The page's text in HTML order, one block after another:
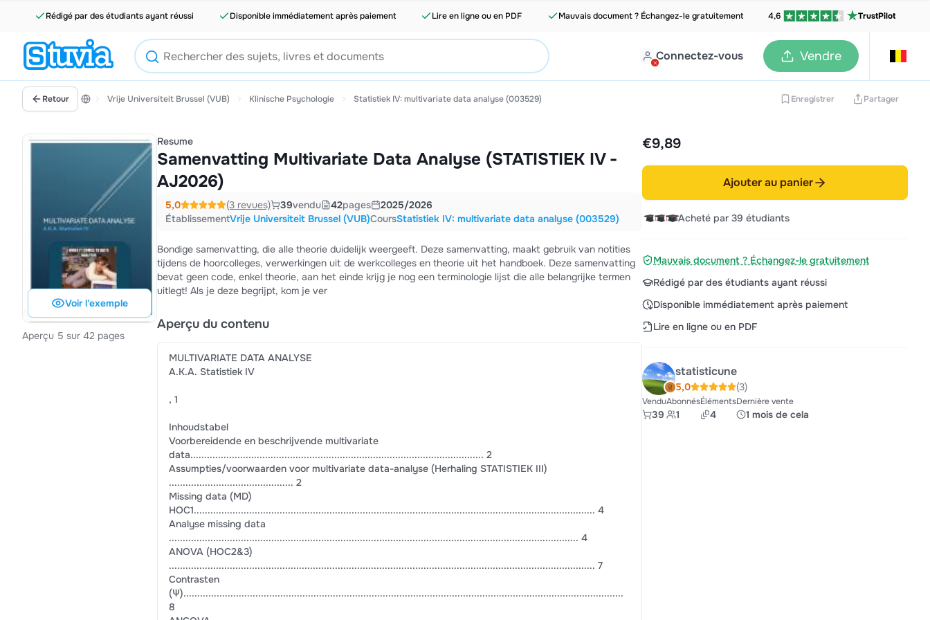
Rédigé par des étudiants ayant réussi Disponible immédiatement après paiement Lire en ligne ou en PDF Mauvais document ? Échangez-le gratuitement 4,6 TrustPilot
Connectez-vous Vendre
Retour Vrije Universiteit Brussel (VUB) Klinische Psychologie Statistiek IV: multivariate data analyse (003529) Enregistrer Partager
Voir l'exemple
Aperçu 5 sur 42 pages
Resume
Samenvatting Multivariate Data Analyse (STATISTIEK IV -
AJ2026)
5,0 (3 revues) 39vendu 42pages
2025/2026
ÉtablissementVrije Universiteit Brussel (VUB)CoursStatistiek IV: multivariate data analyse (003529)
Bondige samenvatting, die alle theorie duidelijk weergeeft. Deze samenvatting, maakt gebruik van notities
tijdens de hoorcolleges, verwerkingen uit de werkcolleges en theorie uit het handboek. Deze samenvatting
bevat geen code, enkel theorie, aan het einde krijg je nog een terminologie lijst die alle belangrijke termen
uitlegt! Als je deze begrijpt, kom je ver
Aperçu du contenu
MULTIVARIATE DATA ANALYSE
A.K.A. Statistiek IV
, 1
Inhoudstabel
Voorbereidende en beschrijvende multivariate
data.......................................................................................................... 2
Assumpties/voorwaarden voor multivariate data-analyse (Herhaling STATISTIEK III)
............................................. 2
Missing data (MD)
HOC1................................................................................................................................................. 4
Analyse missing data
.................................................................................................................................................... 4
ANOVA (HOC2&3)
.......................................................................................................................................................... 7
Contrasten
(Ψ)...............................................................................................................................................................
8
€9,89
Ajouter au panier
Acheté par 39 étudiants
Mauvais document ? Échangez-le gratuitement
Rédigé par des étudiants ayant réussi
Disponible immédiatement après paiement
Lire en ligne ou en PDF
statisticune
5,0 (3)
Vendu
39
Abonnés
1
Éléments
4
Dernière vente
1 mois de cela